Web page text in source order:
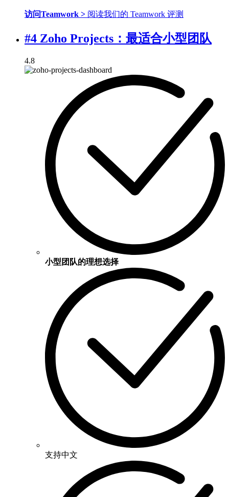
访问Teamwork > 阅读我们的 Teamwork 评测
#4 Zoho Projects：最适合小型团队
4.8
小型团队的理想选择
支持中文